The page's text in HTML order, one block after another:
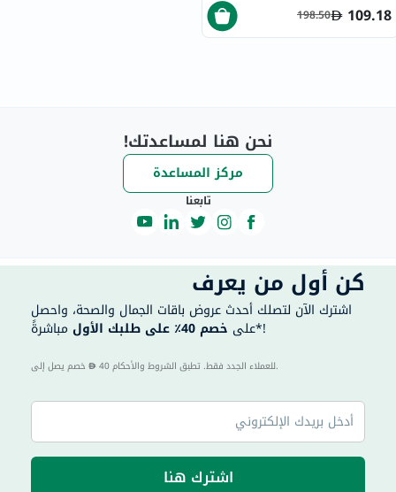
109.18
198.50
نحن هنا لمساعدتك!
مركز المساعدة
تابعنا
كن أول من يعرف
اشترك الآن لتصلك أحدث عروض باقات الجمال والصحة، واحصل
على خصم 40٪ على طلبك الأول مباشرةً*!
40 للعملاء الجدد فقط. تطبق الشروط والأحكام.
اشترك هنا